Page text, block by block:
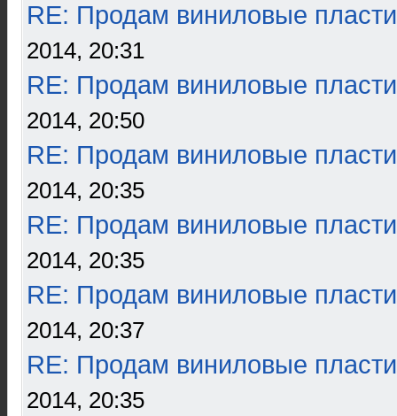
RE: Продам виниловые
2014, 20:31
RE: Продам виниловые
2014, 20:50
RE: Продам виниловые
2014, 20:35
RE: Продам виниловые
2014, 20:35
RE: Продам виниловые
2014, 20:37
RE: Продам виниловые
2014, 20:35